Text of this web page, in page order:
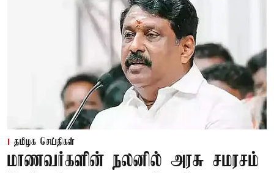
தமிழக செய்திகள்
மாணவர்களின் நலனில் அரசு சமரசம்